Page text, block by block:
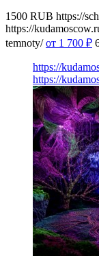
1500 RUB https://
https://
temnoty/ от 1 700 ₽
https://
https://